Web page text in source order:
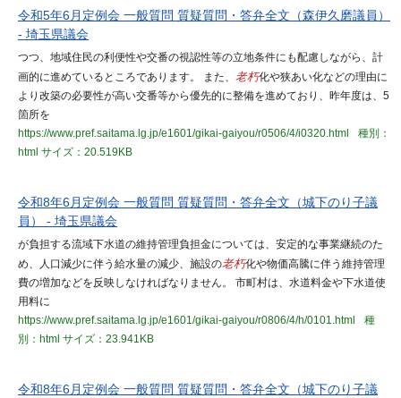
令和5年6月定例会 一般質問 質疑質問・答弁全文（森伊久磨議員）
- 埼玉県議会
つつ、地域住民の利便性や交番の視認性等の立地条件にも配慮しながら、計
画的に進めているところであります。 また、 老朽化や狭あい化などの理由に
より改築の必要性が高い交番等から優先的に整備を進めており、昨年度は、5
箇所を
https://www.pref.saitama.lg.jp/e1601/gikai-gaiyou/r0506/4/i0320.html
種別：
html サイズ：20.519KB
令和8年6月定例会 一般質問 質疑質問・答弁全文（城下のり子議
員） - 埼玉県議会
が負担する流域下水道の維持管理負担金については、安定的な事業継続のた
め、人口減少に伴う給水量の減少、施設の老朽化や物価高騰に伴う維持管理
費の増加などを反映しなければなりません。 市町村は、水道料金や下水道使
用料に
https://www.pref.saitama.lg.jp/e1601/gikai-gaiyou/r0806/4/h/0101.html
種
別：html サイズ：23.941KB
令和8年6月定例会 一般質問 質疑質問・答弁全文（城下のり子議